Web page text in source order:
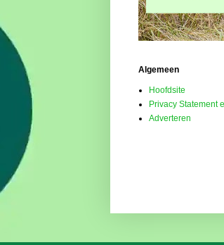
Algemeen
Hoofdsite
Privacy Statement
Adverteren